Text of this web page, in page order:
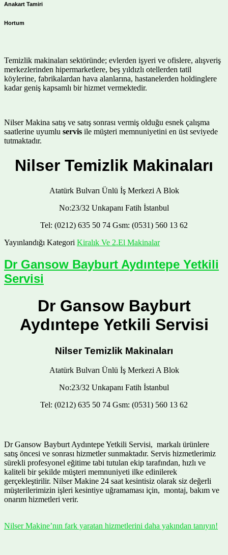
Anakart Tamiri
Hortum
Temizlik makinaları sektöründe; evlerden işyeri ve ofislere, alışveriş
merkezlerinden hipermarketlere, beş yıldızlı otellerden tatil
köylerine, fabrikalardan hava alanlarına, hastanelerden holdinglere
kadar geniş kapsamlı bir hizmet vermektedir.
Nilser Makina satış ve satış sonrası vermiş olduğu esnek çalışma
saatlerine uyumlu servis ile müşteri memnuniyetini en üst seviyede
tutmaktadır.
Nilser Temizlik Makinaları
Atatürk Bulvarı Ünlü İş Merkezi A Blok
No:23/32 Unkapanı Fatih İstanbul
Tel: (0212) 635 50 74 Gsm: (0531) 560 13 62
Yayınlandığı Kategori Kiralık Ve 2.El Makinalar
Dr Gansow Bayburt Aydıntepe Yetkili
Servisi
Dr Gansow Bayburt
Aydıntepe Yetkili Servisi
Nilser Temizlik Makinaları
Atatürk Bulvarı Ünlü İş Merkezi A Blok
No:23/32 Unkapanı Fatih İstanbul
Tel: (0212) 635 50 74 Gsm: (0531) 560 13 62
Dr Gansow Bayburt Aydıntepe Yetkili Servisi, markalı ürünlere
satış öncesi ve sonrası hizmetler sunmaktadır. Servis hizmetlerimiz
sürekli profesyonel eğitime tabi tutulan ekip tarafından, hızlı ve
kaliteli bir şekilde müşteri memnuniyeti ilke edinilerek
gerçekleştirilir. Nilser Makine 24 saat kesintisiz olarak siz değerli
müşterilerimizin işleri kesintiye uğramaması için, montaj, bakım ve
onarım hizmetleri verir.
Nilser Makine’nın fark yaratan hizmetlerini daha yakından tanıyın!